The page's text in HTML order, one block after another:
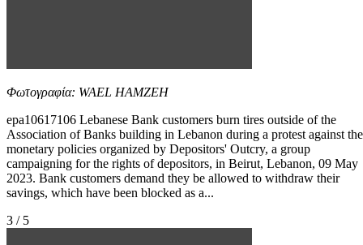
Φωτογραφία: WAEL HAMZEH
epa10617106 Lebanese Bank customers burn tires outside of the
Association of Banks building in Lebanon during a protest against the
monetary policies organized by Depositors' Outcry, a group
campaigning for the rights of depositors, in Beirut, Lebanon, 09 May
2023. Bank customers demand they be allowed to withdraw their
savings, which have been blocked as a...
3 / 5